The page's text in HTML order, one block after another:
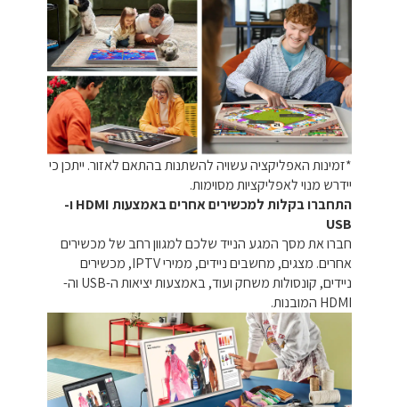
*זמינות האפליקציה עשויה להשתנות בהתאם לאזור. ייתכן כי
יידרש מנוי לאפליקציות מסוימות.
התחברו בקלות למכשירים אחרים באמצעות HDMI ו-
USB
חברו את מסך המגע הנייד שלכם למגוון רחב של מכשירים
אחרים. מצגים, מחשבים ניידים, ממירי IPTV, מכשירים
ניידים, קונסולות משחק ועוד, באמצעות יציאות ה-USB וה-
HDMI המובנות.